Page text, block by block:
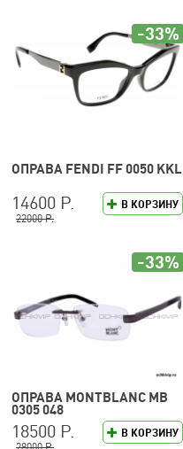
ОПРАВА FENDI FF 0050 KKL
В КОРЗИНУ
14600 Р.
22000 Р.
-33%
ОПРАВА MONTBLANC MB
0305 048
В КОРЗИНУ
18500 Р.
-33%